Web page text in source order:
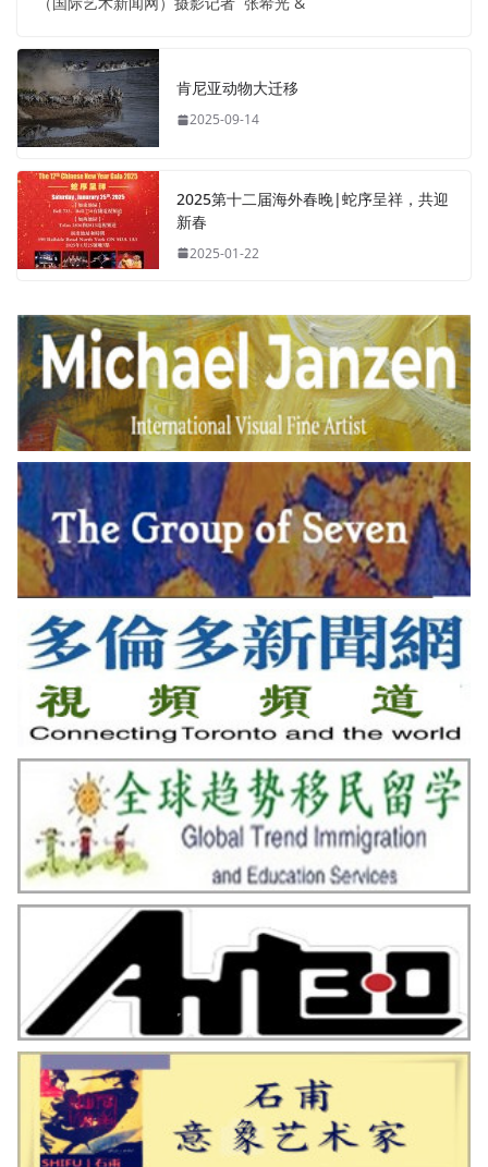
肯尼亚动物大迁移
2025-09-14
2025第十二届海外春晚|蛇序呈祥，共迎
新春
2025-01-22